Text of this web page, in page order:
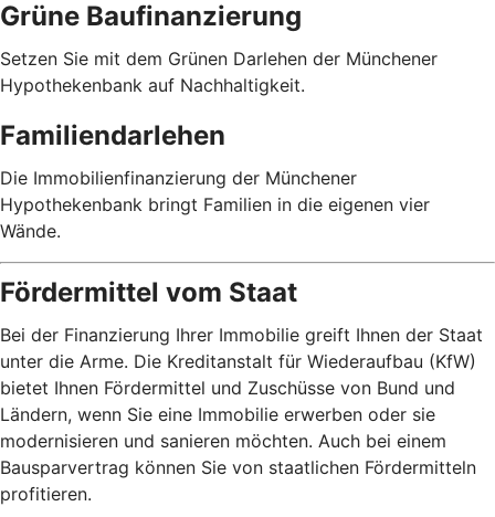
Grüne Baufinanzierung
Setzen Sie mit dem Grünen Darlehen der Münchener
Hypothekenbank auf Nachhaltigkeit.
Familiendarlehen
Die Immobilienfinanzierung der Münchener
Hypothekenbank bringt Familien in die eigenen vier
Wände.
Fördermittel vom Staat
Bei der Finanzierung Ihrer Immobilie greift Ihnen der Staat
unter die Arme. Die Kreditanstalt für Wiederaufbau (KfW)
bietet Ihnen Fördermittel und Zuschüsse von Bund und
Ländern, wenn Sie eine Immobilie erwerben oder sie
modernisieren und sanieren möchten. Auch bei einem
Bausparvertrag können Sie von staatlichen Fördermitteln
profitieren.